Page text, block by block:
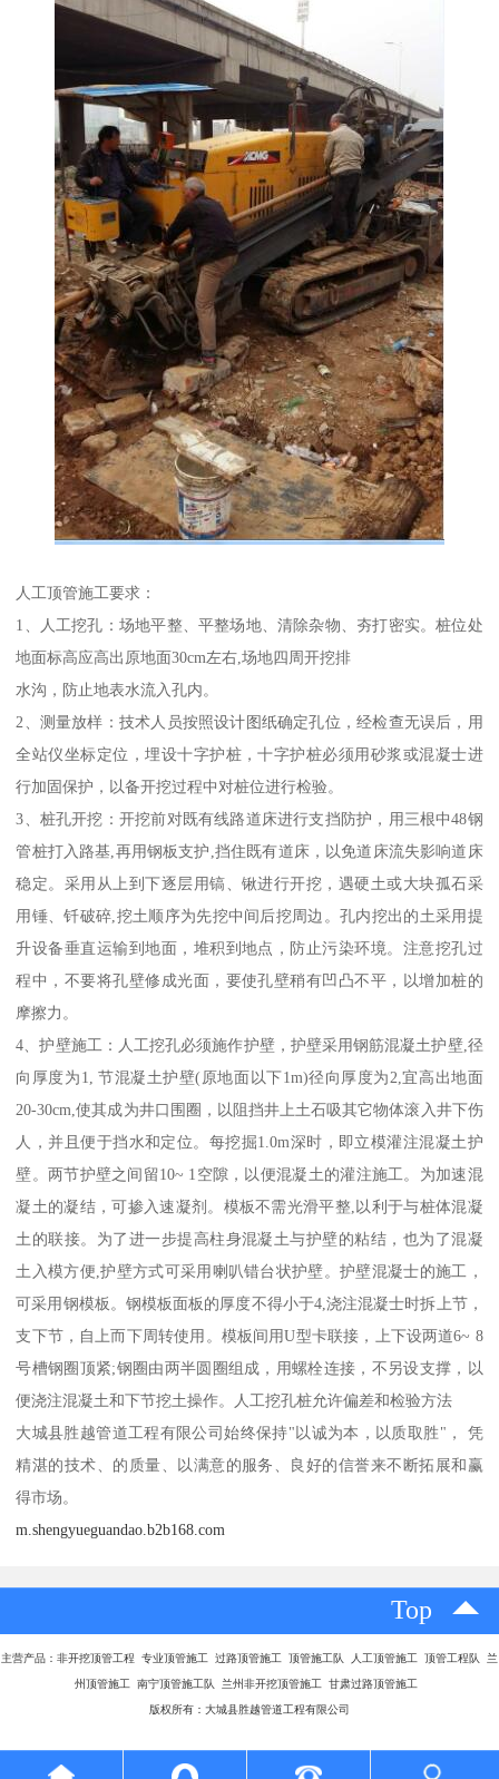
人工顶管施工要求：
1、人工挖孔：场地平整、平整场地、清除杂物、夯打密实。桩位处
地面标高应高出原地面30cm左右,场地四周开挖排
水沟，防止地表水流入孔内。
2、测量放样：技术人员按照设计图纸确定孔位，经检查无误后，用
全站仪坐标定位，埋设十字护桩，十字护桩必须用砂浆或混凝士进
行加固保护，以备开挖过程中对桩位进行检验。
3、桩孔开挖：开挖前对既有线路道床进行支挡防护，用三根中48钢
管桩打入路基,再用钢板支护,挡住既有道床，以免道床流失影响道床
稳定。采用从上到下逐层用镐、锹进行开挖，遇硬土或大块孤石采
用锤、钎破碎,挖土顺序为先挖中间后挖周边。孔内挖出的土采用提
升设备垂直运输到地面，堆积到地点，防止污染环境。注意挖孔过
程中，不要将孔壁修成光面，要使孔壁稍有凹凸不平，以增加桩的
摩擦力。
4、护壁施工：人工挖孔必须施作护壁，护壁采用钢筋混凝土护壁,径
向厚度为1, 节混凝土护壁(原地面以下1m)径向厚度为2,宜高出地面
20-30cm,使其成为井口围圈，以阻挡井上土石吸其它物体滚入井下伤
人，并且便于挡水和定位。每挖掘1.0m深时，即立模灌注混凝土护
壁。两节护壁之间留10~ 1空隙，以便混凝土的灌注施工。为加速混
凝土的凝结，可掺入速凝剂。模板不需光滑平整,以利于与桩体混凝
土的联接。为了进一步提高柱身混凝土与护壁的粘结，也为了混凝
土入模方便,护壁方式可采用喇叭错台状护壁。护壁混凝士的施工，
可采用钢模板。钢模板面板的厚度不得小于4,浇注混凝士时拆上节，
支下节，自上而下周转使用。模板间用U型卡联接，上下设两道6~ 8
号槽钢圈顶紧;钢圈由两半圆圈组成，用螺栓连接，不另设支撑，以
便浇注混凝土和下节挖土操作。人工挖孔桩允许偏差和检验方法
大城县胜越管道工程有限公司始终保持"以诚为本，以质取胜"， 凭
精湛的技术、的质量、以满意的服务、良好的信誉来不断拓展和赢
得市场。
m.shengyueguandao.b2b168.com
Top
主营产品： 非开挖顶管工程 专业顶管施工 过路顶管施工 顶管施工队 人工顶管施工 顶管工程队 兰
州顶管施工 南宁顶管施工队 兰州非开挖顶管施工 甘肃过路顶管施工
版权所有：大城县胜越管道工程有限公司